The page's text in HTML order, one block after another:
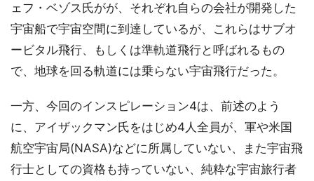
ェフ・ベゾス氏がが、それぞれ自らの会社が開発した
宇宙船で宇宙空間に到達しているが、これらはサブオ
ービタル飛行、もしくは準軌道飛行と呼ばれるもの
で、地球を回る軌道には乗らない宇宙飛行だった。
一方、今回のインスピレーション4は、前述のよう
に、アイザックマン氏をはじめ4人全員が、軍や米国
航空宇宙局(NASA)などに所属していない、また宇宙飛
行士としての資格も持っていない、純粋な宇宙旅行者